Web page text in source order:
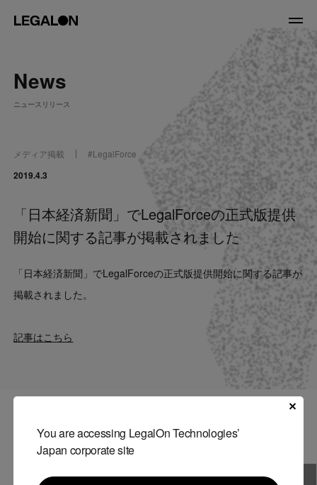
About
役員紹介
Service
News
LegalOn Now
Contact
You are accessing LegalOn Technologies’
Japan corporate site
News
ニュースリリース
メディア掲載 #LegalForce
2019.4.3
「日本経済新聞」でLegalForceの正式版提供
開始に関する記事が掲載されました
「日本経済新聞」でLegalForceの正式版提供開始に関する記事が
掲載されました。
記事はこちら
関連記事